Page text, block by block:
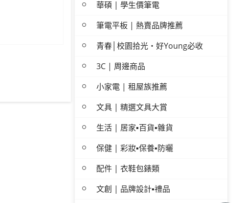
華碩 | 學生價筆電
筆電平板 | 熱賣品牌推薦
青春│校園拾光・好Young必收
3C | 周邊商品
小家電 | 租屋族推薦
文具 | 精選文具大賞
生活 | 居家▪百貨▪雜貨
保健 | 彩妝▪保養▪防曬
配件 | 衣鞋包錶類
文創 | 品牌設計▪禮品